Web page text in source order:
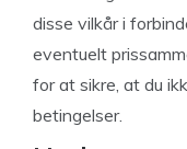
disse vilkår i
eventuelt
for at sikre, at du
betingelser.